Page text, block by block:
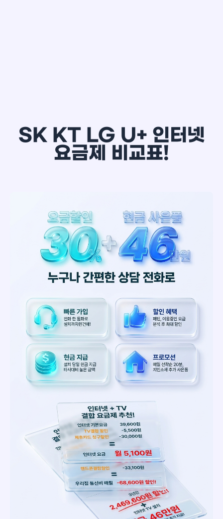
SK KT LG U+ 인터넷
요금제 비교표!